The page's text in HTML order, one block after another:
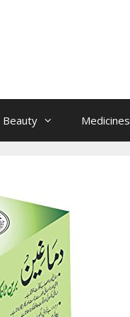
Beauty Medicines